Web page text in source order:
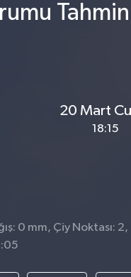
20 Mart
18:15
0 mm, Çiy Noktası: 2,